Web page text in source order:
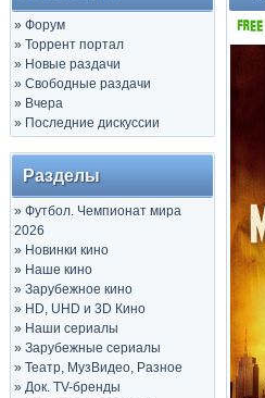
» Форум
» Торрент портал
» Новые раздачи
» Свободные раздачи
» Вчера
» Последние дискуссии
Разделы
» Футбол. Чемпионат мира
2026
» Новинки кино
» Наше кино
» Зарубежное кино
» HD, UHD и 3D Кино
» Наши сериалы
» Зарубежные сериалы
» Театр, МузВидео, Разное
» Док. TV-бренды